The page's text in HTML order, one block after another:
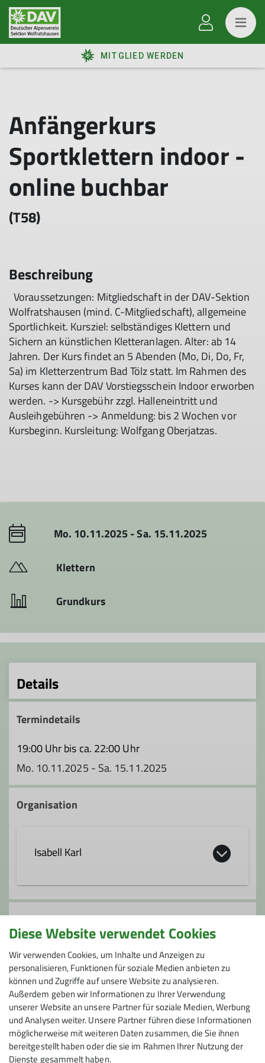
MITGLIED WERDEN
Anfängerkurs
Sportklettern indoor -
online buchbar
(T58)
Beschreibung
Voraussetzungen: Mitgliedschaft in der DAV-Sektion
Wolfratshausen (mind. C-Mitgliedschaft), allgemeine
Sportlichkeit. Kursziel: selbständiges Klettern und
Sichern an künstlichen Kletteranlagen. Alter: ab 14
Jahren. Der Kurs findet an 5 Abenden (Mo, Di, Do, Fr,
Sa) im Kletterzentrum Bad Tölz statt. Im Rahmen des
Kurses kann der DAV Vorstiegsschein Indoor erworben
werden. -> Kursgebühr zzgl. Halleneintritt und
Ausleihgebühren -> Anmeldung: bis 2 Wochen vor
Kursbeginn. Kursleitung: Wolfgang Oberjatzas.
Mo. 10.11.2025 - Sa. 15.11.2025
Klettern
Grundkurs
Details
Termindetails
19:00 Uhr bis ca. 22:00 Uhr
Mo. 10.11.2025 - Sa. 15.11.2025
Organisation
Isabell Karl
isabell.karl@dav-wolfratshausen.de
Qualifikationen
Kletterbetreuer*in Breitensport
Anmeldung
Anmeldung Anfängerkurs Sportklettern indoor
Preis
90,00 €
Diese Website verwendet Cookies
Wir verwenden Cookies, um Inhalte und Anzeigen zu
personalisieren, Funktionen für soziale Medien anbieten zu
können und Zugriffe auf unsere Website zu analysieren.
Außerdem geben wir Informationen zu Ihrer Verwendung
unserer Website an unsere Partner für soziale Medien, Werbung
und Analysen weiter. Unsere Partner führen diese Informationen
möglicherweise mit weiteren Daten zusammen, die Sie ihnen
bereitgestellt haben oder die sie im Rahmen Ihrer Nutzung der
Dienste gesammelt haben.